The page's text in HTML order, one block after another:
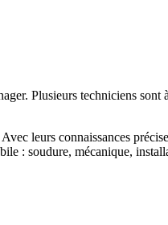
Plusieurs techniciens sont
leurs connaissances
: soudure, mécanique,